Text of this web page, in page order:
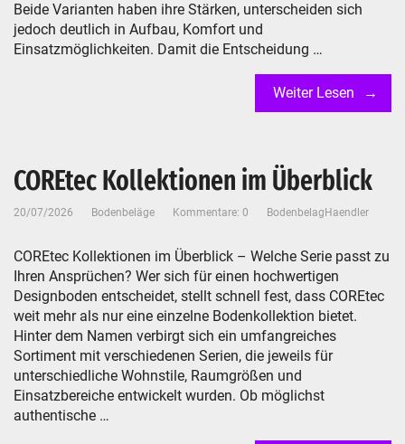
Beide Varianten haben ihre Stärken, unterscheiden sich
jedoch deutlich in Aufbau, Komfort und
Einsatzmöglichkeiten. Damit die Entscheidung …
Weiter Lesen
COREtec Kollektionen im Überblick
20/07/2026 Bodenbeläge Kommentare: 0 BodenbelagHaendler
COREtec Kollektionen im Überblick – Welche Serie passt zu
Ihren Ansprüchen? Wer sich für einen hochwertigen
Designboden entscheidet, stellt schnell fest, dass COREtec
weit mehr als nur eine einzelne Bodenkollektion bietet.
Hinter dem Namen verbirgt sich ein umfangreiches
Sortiment mit verschiedenen Serien, die jeweils für
unterschiedliche Wohnstile, Raumgrößen und
Einsatzbereiche entwickelt wurden. Ob möglichst
authentische …